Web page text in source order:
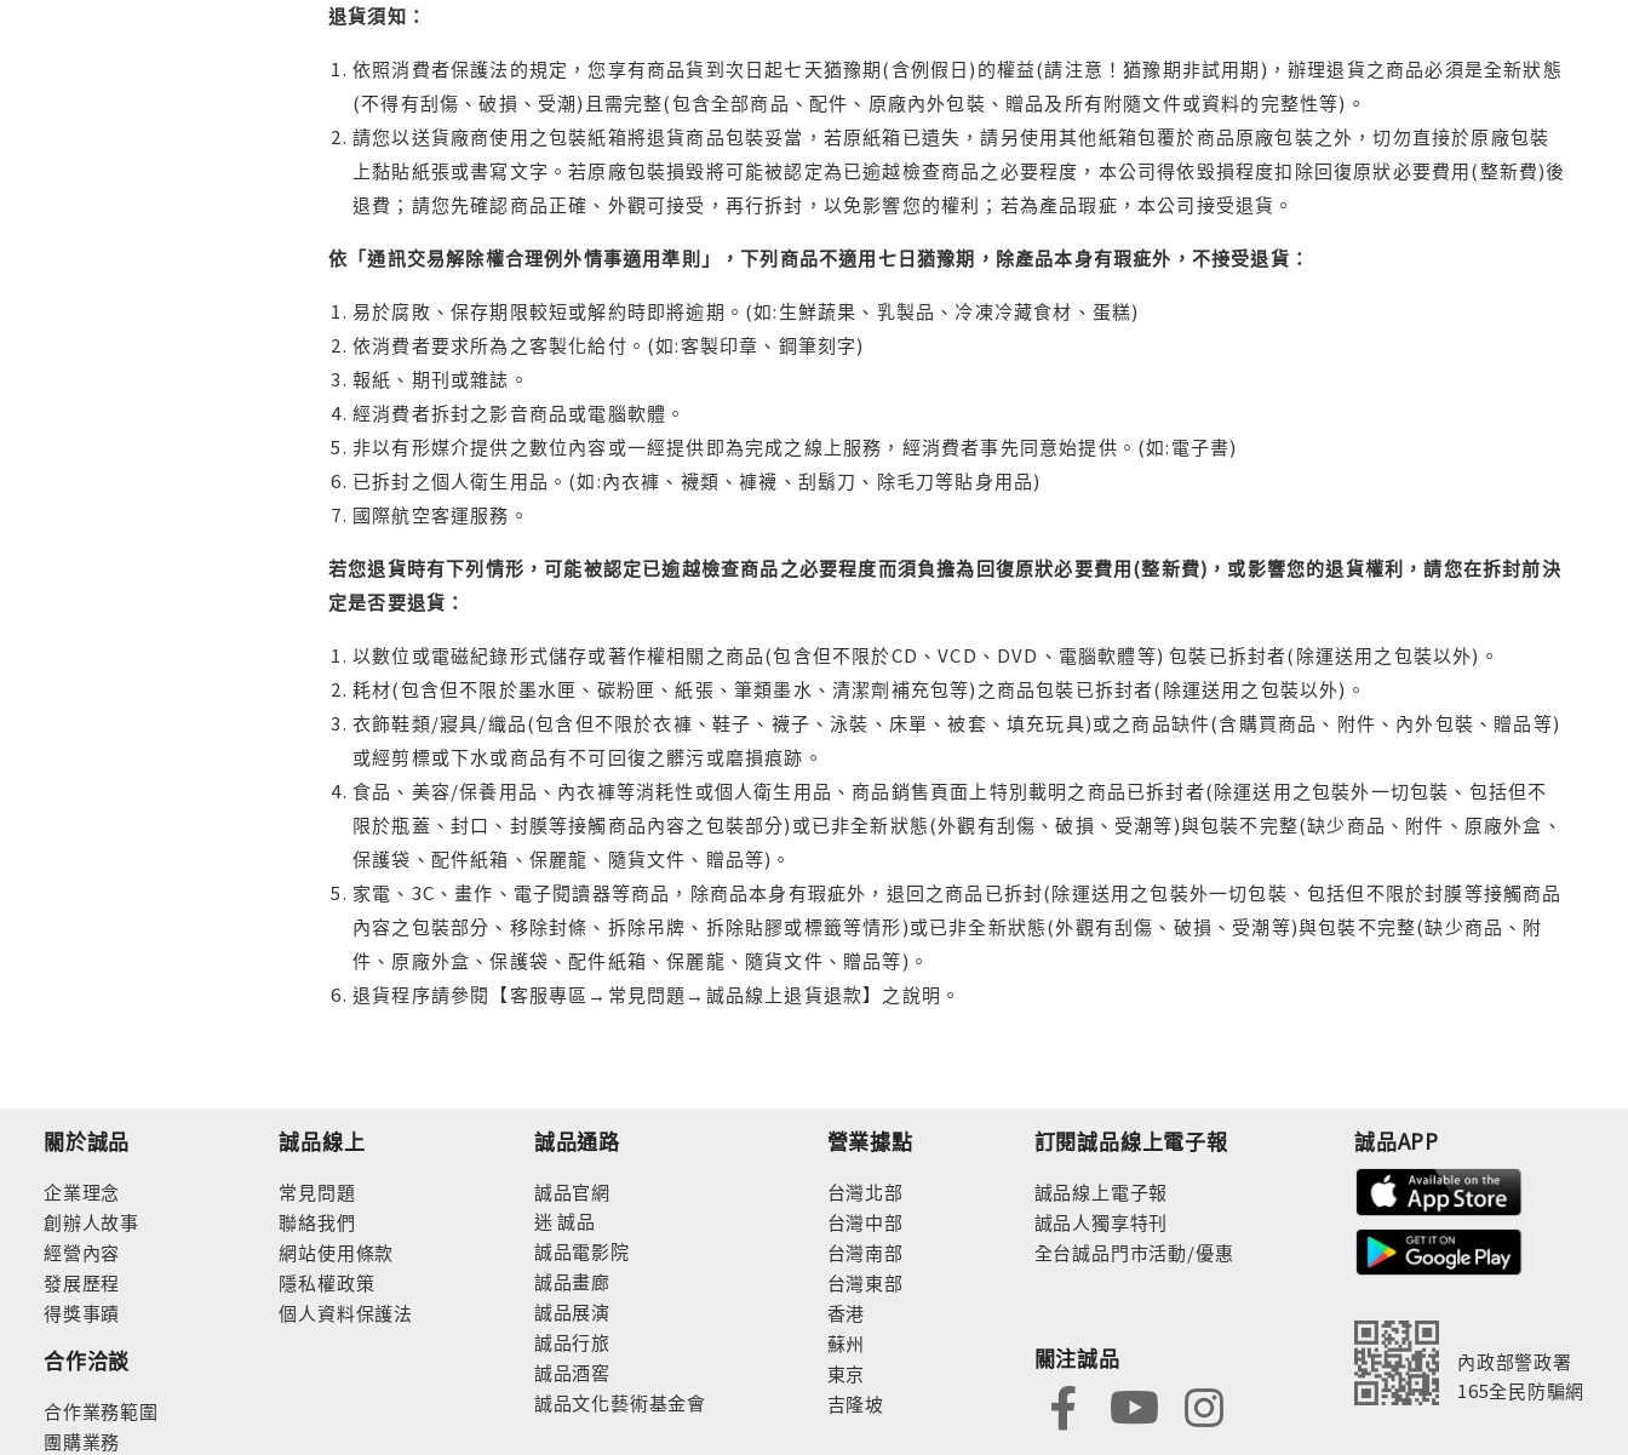
退貨須知：
依照消費者保護法的規定，您享有商品貨到次日起七天猶豫期(含例假日)的權益(請注意！猶豫期非試用期)，辦理退貨之商品必須是全新狀態
(不得有刮傷、破損、受潮)且需完整(包含全部商品、配件、原廠內外包裝、贈品及所有附隨文件或資料的完整性等)。
請您以送貨廠商使用之包裝紙箱將退貨商品包裝妥當，若原紙箱已遺失，請另使用其他紙箱包覆於商品原廠包裝之外，切勿直接於原廠包裝
上黏貼紙張或書寫文字。若原廠包裝損毀將可能被認定為已逾越檢查商品之必要程度，本公司得依毀損程度扣除回復原狀必要費用(整新費)後
退費；請您先確認商品正確、外觀可接受，再行拆封，以免影響您的權利；若為產品瑕疵，本公司接受退貨。
依「通訊交易解除權合理例外情事適用準則」，下列商品不適用七日猶豫期，除產品本身有瑕疵外，不接受退貨：
易於腐敗、保存期限較短或解約時即將逾期。(如:生鮮蔬果、乳製品、冷凍冷藏食材、蛋糕)
依消費者要求所為之客製化給付。(如:客製印章、鋼筆刻字)
報紙、期刊或雜誌。
經消費者拆封之影音商品或電腦軟體。
非以有形媒介提供之數位內容或一經提供即為完成之線上服務，經消費者事先同意始提供。(如:電子書)
已拆封之個人衛生用品。(如:內衣褲、襪類、褲襪、刮鬍刀、除毛刀等貼身用品)
國際航空客運服務。
若您退貨時有下列情形，可能被認定已逾越檢查商品之必要程度而須負擔為回復原狀必要費用(整新費)，或影響您的退貨權利，請您在拆封前決
定是否要退貨：
以數位或電磁紀錄形式儲存或著作權相關之商品(包含但不限於CD、VCD、DVD、電腦軟體等) 包裝已拆封者(除運送用之包裝以外)。
耗材(包含但不限於墨水匣、碳粉匣、紙張、筆類墨水、清潔劑補充包等)之商品包裝已拆封者(除運送用之包裝以外)。
衣飾鞋類/寢具/織品(包含但不限於衣褲、鞋子、襪子、泳裝、床單、被套、填充玩具)或之商品缺件(含購買商品、附件、內外包裝、贈品等)
或經剪標或下水或商品有不可回復之髒污或磨損痕跡。
食品、美容/保養用品、內衣褲等消耗性或個人衛生用品、商品銷售頁面上特別載明之商品已拆封者(除運送用之包裝外一切包裝、包括但不
限於瓶蓋、封口、封膜等接觸商品內容之包裝部分)或已非全新狀態(外觀有刮傷、破損、受潮等)與包裝不完整(缺少商品、附件、原廠外盒、
保護袋、配件紙箱、保麗龍、隨貨文件、贈品等)。
家電、3C、畫作、電子閱讀器等商品，除商品本身有瑕疵外，退回之商品已拆封(除運送用之包裝外一切包裝、包括但不限於封膜等接觸商品
內容之包裝部分、移除封條、拆除吊牌、拆除貼膠或標籤等情形)或已非全新狀態(外觀有刮傷、破損、受潮等)與包裝不完整(缺少商品、附
件、原廠外盒、保護袋、配件紙箱、保麗龍、隨貨文件、贈品等)。
退貨程序請參閱【客服專區→常見問題→誠品線上退貨退款】之說明。
關於誠品
企業理念
創辦人故事
經營內容
發展歷程
得獎事蹟
合作洽談
合作業務範圍
團購業務
誠品線上
常見問題
聯絡我們
網站使用條款
隱私權政策
個人資料保護法
誠品通路
誠品官網
迷 誠品
誠品電影院
誠品畫廊
誠品展演
誠品行旅
誠品酒窖
誠品文化藝術基金會
營業據點
台灣北部
台灣中部
台灣南部
台灣東部
香港
蘇州
東京
吉隆坡
訂閱誠品線上電子報
誠品線上電子報
誠品人獨享特刊
全台誠品門市活動/優惠
關注誠品
誠品APP
內政部警政署
165全民防騙網